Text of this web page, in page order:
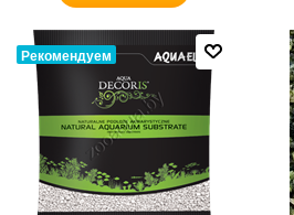
Рекомендуем